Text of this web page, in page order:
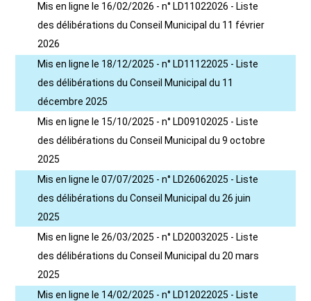
Mis en ligne le 16/02/2026 - n° LD11022026 - Liste
des délibérations du Conseil Municipal du 11 février
2026
Mis en ligne le 18/12/2025 - n° LD11122025 - Liste
des délibérations du Conseil Municipal du 11
décembre 2025
Mis en ligne le 15/10/2025 - n° LD09102025 - Liste
des délibérations du Conseil Municipal du 9 octobre
2025
Mis en ligne le 07/07/2025 - n° LD26062025 - Liste
des délibérations du Conseil Municipal du 26 juin
2025
Mis en ligne le 26/03/2025 - n° LD20032025 - Liste
des délibérations du Conseil Municipal du 20 mars
2025
Mis en ligne le 14/02/2025 - n° LD12022025 - Liste